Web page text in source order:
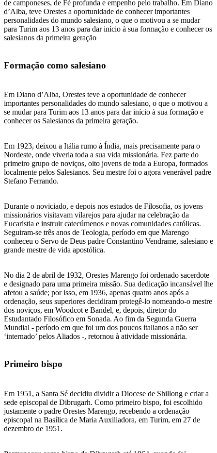
de camponeses, de Fé profunda e empenho pelo trabalho. Em Diano
d’Alba, teve Orestes a oportunidade de conhecer importantes
personalidades do mundo salesiano, o que o motivou a se mudar
para Turim aos 13 anos para dar início à sua formação e conhecer os
salesianos da primeira geração
Formação como salesiano
Em Diano d’Alba, Orestes teve a oportunidade de conhecer
importantes personalidades do mundo salesiano, o que o motivou a
se mudar para Turim aos 13 anos para dar início à sua formação e
conhecer os Salesianos da primeira geração.
Em 1923, deixou a Itália rumo à Índia, mais precisamente para o
Nordeste, onde viveria toda a sua vida missionária. Fez parte do
primeiro grupo de noviços, oito jovens de toda a Europa, formados
localmente pelos Salesianos. Seu mestre foi o agora venerável padre
Stefano Ferrando.
Durante o noviciado, e depois nos estudos de Filosofia, os jovens
missionários visitavam vilarejos para ajudar na celebração da
Eucaristia e instruir catecúmenos e novas comunidades católicas.
Seguiram-se três anos de Teologia, período em que Marengo
conheceu o Servo de Deus padre Constantino Vendrame, salesiano e
grande mestre de vida apostólica.
No dia 2 de abril de 1932, Orestes Marengo foi ordenado sacerdote
e designado para uma primeira missão. Sua dedicação incansável lhe
afetou a saúde; por isso, em 1936, apenas quatro anos após a
ordenação, seus superiores decidiram protegê-lo nomeando-o mestre
dos noviços, em Woodcot e Bandel, e, depois, diretor do
Estudantado Filosófico em Sonada. Ao fim da Segunda Guerra
Mundial - período em que foi um dos poucos italianos a não ser
‘internado’ pelos Aliados -, retornou à atividade missionária.
Primeiro bispo
Em 1951, a Santa Sé decidiu dividir a Diocese de Shillong e criar a
sede episcopal de Dibrugarh. Como primeiro bispo, foi escolhido
justamente o padre Orestes Marengo, recebendo a ordenação
episcopal na Basílica de Maria Auxiliadora, em Turim, em 27 de
dezembro de 1951.